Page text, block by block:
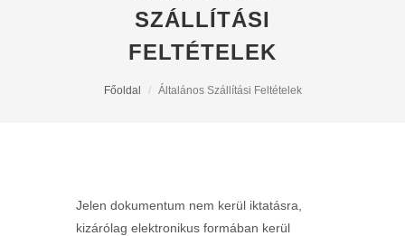
SZÁLLÍTÁSI
FELTÉTELEK
Főoldal Általános Szállítási Feltételek
Jelen dokumentum nem kerül iktatásra,
kizárólag elektronikus formában kerül